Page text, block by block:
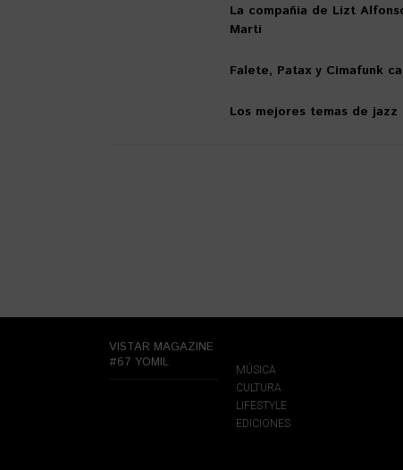
La compañía de Lizt
Martí
Falete, Patax y Cimafunk
Los mejores temas de
VISTAR MAGAZINE
#67 YOMIL
MÚSICA
CULTURA
LIFESTYLE
EDICIONES